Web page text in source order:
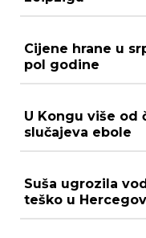
Cijene hrane u
pol godine
U Kongu više od
slučajeva ebole
Suša ugrozila
teško u